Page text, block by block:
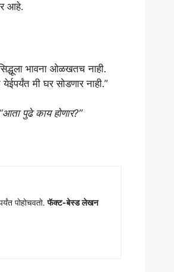
आहे.
भावना ओळखतच नाही.
मी घर सोडणार नाही.”
“आता पुढे काय होणार?”
पोहोचवतो.फॅक्ट-बेस्ड लेखन